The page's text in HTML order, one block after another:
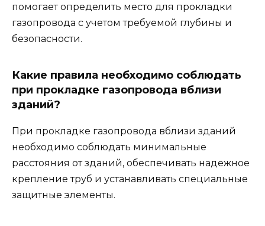
помогает определить место для прокладки
газопровода с учетом требуемой глубины и
безопасности.
Какие правила необходимо соблюдать
при прокладке газопровода вблизи
зданий?
При прокладке газопровода вблизи зданий
необходимо соблюдать минимальные
расстояния от зданий, обеспечивать надежное
крепление труб и устанавливать специальные
защитные элементы.